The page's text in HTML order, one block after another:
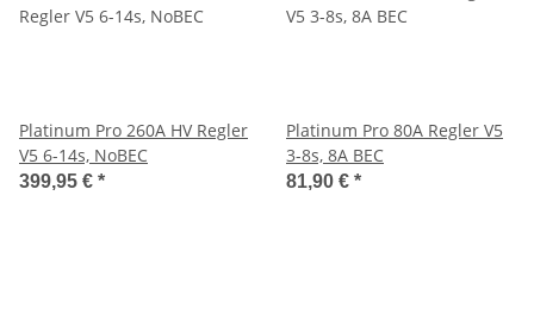
Platinum Pro 260A HV Regler
V5 6-14s, NoBEC
399,95 € *
Platinum Pro 80A Regler V5
3-8s, 8A BEC
81,90 € *